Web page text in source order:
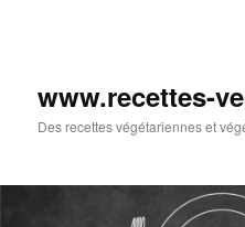
www.recettes-
Des recettes végétariennes et